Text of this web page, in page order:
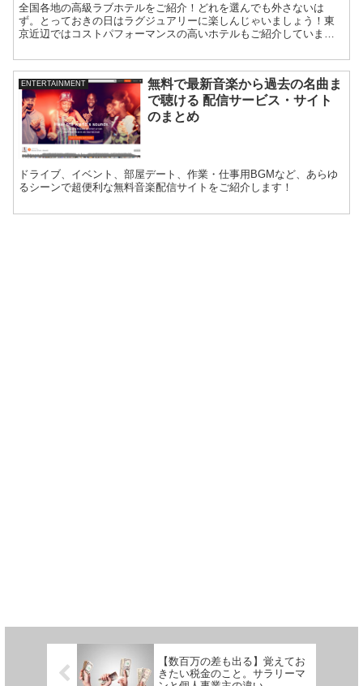
全国各地の高級ラブホテルをご紹介！どれを選んでも外さないは
ず。とっておきの日はラグジュアリーに楽しんじゃいましょう！東
京近辺ではコストパフォーマンスの高いホテルもご紹介していま
ENTERTAINMENT
無料で最新音楽から過去の名曲ま
で聴ける 配信サービス・サイト
のまとめ
ドライブ、イベント、部屋デート、作業・仕事用BGMなど、あらゆ
るシーンで超便利な無料音楽配信サイトをご紹介します！
【数百万の差も出る】覚えてお
きたい税金のこと。サラリーマ